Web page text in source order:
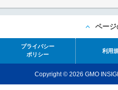
ペー
プライバシー
ポリシー
利用
Copyright © 2026 GMO